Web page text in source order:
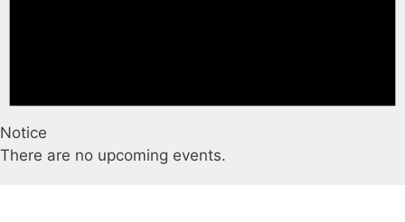
Notice
There are no upcoming events.